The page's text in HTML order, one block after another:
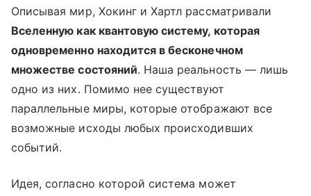
Описывая мир, Хокинг и Хартл рассматривали
Вселенную как квантовую систему, которая
одновременно находится в бесконечном
множестве состояний. Наша реальность — лишь
одно из них. Помимо нее существуют
параллельные миры, которые отображают все
возможные исходы любых происходивших
событий.
Идея, согласно которой система может